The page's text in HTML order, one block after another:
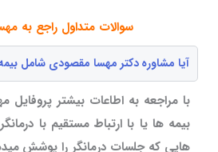
سوالات متداول راجع به
آیا مشاوره دکتر مهسا مقصودی شامل
با مراجعه به اطاعات بیشتر
بیمه ها یا با ارتباط مستقیم با
هایی که جلسات درمانگر را پوشش